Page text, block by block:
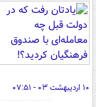
۱۰ اردیبهشت ۰۳ - ۰۷:۵۱